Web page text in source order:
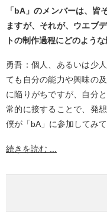
「bA」のメンバーは、皆
ますが、それが、ウエブ
トの制作過程にどのよう
勇吾：個人、あるいは少
ても自分の能力や興味の
に陥りがちですが、自分
常的に接することで、発
僕が「bA」に参加してみ
続きを読む ...